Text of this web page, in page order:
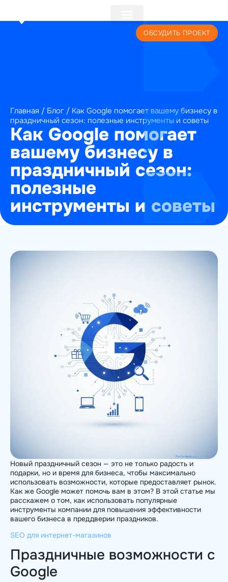
ОБСУДИТЬ ПРОЕКТ
Главная / Блог / Как Google помогает вашему бизнесу в
праздничный сезон: полезные инструменты и советы
Как Google помогает
вашему бизнесу в
праздничный сезон:
полезные
инструменты и советы
Новый праздничный сезон — это не только радость и
подарки, но и время для бизнеса, чтобы максимально
использовать возможности, которые предоставляет рынок.
Как же Google может помочь вам в этом? В этой статье мы
расскажем о том, как использовать популярные
инструменты компании для повышения эффективности
вашего бизнеса в преддверии праздников.
SEO для интернет-магазинов
Праздничные возможности с
Google